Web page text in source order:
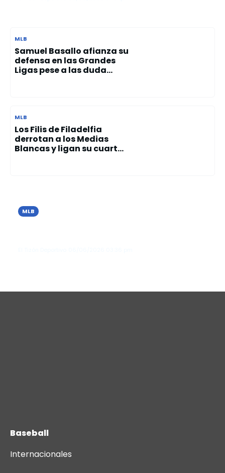
MLB
Samuel Basallo afianza su
defensa en las Grandes
Ligas pese a las duda...
MLB
Los Filis de Filadelfia
derrotan a los Medias
Blancas y ligan su cuart...
MLB
Baseball
Internacionales